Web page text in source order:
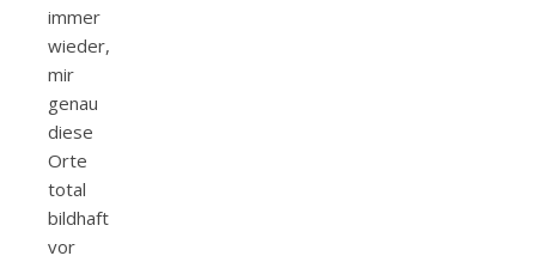
immer
wieder,
mir
genau
diese
Orte
total
bildhaft
vor